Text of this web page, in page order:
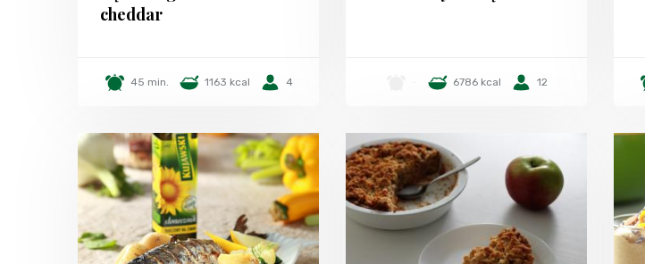
cheddar
45 min. 1163 kcal 4 6786 kcal 12